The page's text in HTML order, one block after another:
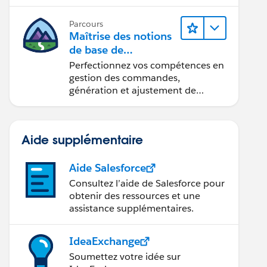
Parcours
Maîtrise des notions
de base de
l’administration de
Salesforce Billing
Perfectionnez vos compétences en
gestion des commandes,
génération et ajustement de
Aide supplémentaire
Aide Salesforce
Consultez l’aide de Salesforce pour
obtenir des ressources et une
assistance supplémentaires.
IdeaExchange
Soumettez votre idée sur